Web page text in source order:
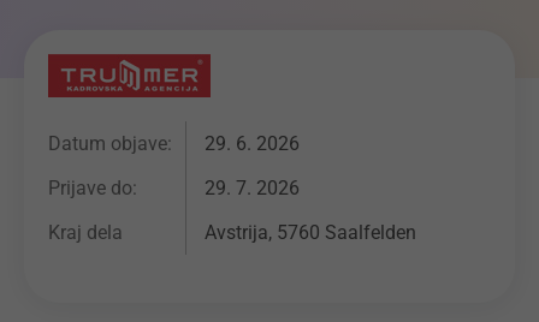
Datum objave:
29. 6. 2026
Prijave do:
29. 7. 2026
Kraj dela
Avstrija, 5760 Saalfelden